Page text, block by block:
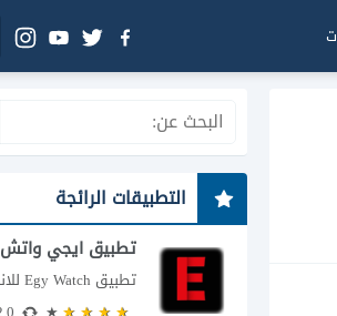
التطبيقات الرائجة
تطبيق ايجي واتش
تطبيق Egy Watch للاندرويد